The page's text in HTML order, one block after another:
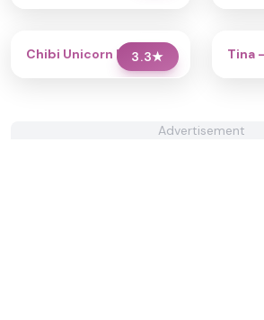
3.3★
Chibi Unicorn Dress Up Tina
Advertisement